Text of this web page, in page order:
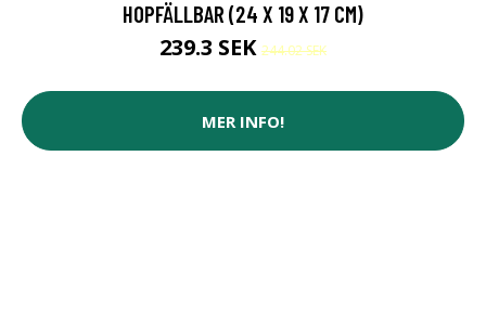
HOPFÄLLBAR (24 X 19 X 17 CM)
239.3 SEK 244.02 SEK
MER INFO!